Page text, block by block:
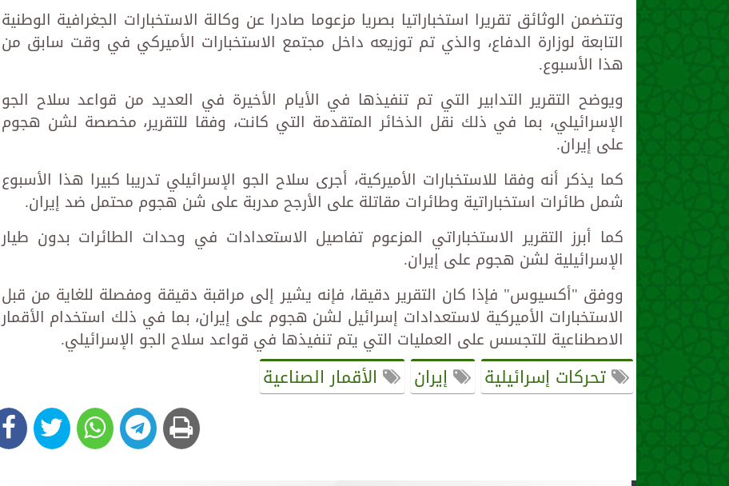
وتتضمن الوثائق تقريرا استخباراتيا بصريا مزعوما صادرا عن وكالة الاستخبارات الجغرافية الوطنية
التابعة لوزارة الدفاع، والذي تم توزيعه داخل مجتمع الاستخبارات الأميركي في وقت سابق من
هذا الأسبوع.
ويوضح التقرير التدابير التي تم تنفيذها في الأيام الأخيرة في العديد من قواعد سلاح الجو
الإسرائيلي، بما في ذلك نقل الذخائر المتقدمة التي كانت، وفقا للتقرير، مخصصة لشن هجوم
على إيران.
كما يذكر أنه وفقا للاستخبارات الأميركية، أجرى سلاح الجو الإسرائيلي تدريبا كبيرا هذا الأسبوع
شمل طائرات استخباراتية وطائرات مقاتلة على الأرجح مدربة على شن هجوم محتمل ضد إيران.
كما أبرز التقرير الاستخباراتي المزعوم تفاصيل الاستعدادات في وحدات الطائرات بدون طيار
الإسرائيلية لشن هجوم على إيران.
ووفق "أكسيوس" فإذا كان التقرير دقيقا، فإنه يشير إلى مراقبة دقيقة ومفصلة للغاية من قبل
الاستخبارات الأميركية لاستعدادات إسرائيل لشن هجوم على إيران، بما في ذلك استخدام الأقمار
الاصطناعية للتجسس على العمليات التي يتم تنفيذها في قواعد سلاح الجو الإسرائيلي.
تحركات إسرائيلية إيران الأقمار الصناعية